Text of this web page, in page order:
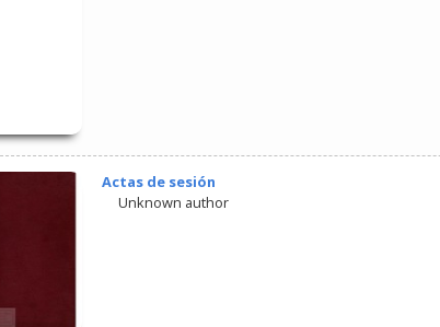
Actas de sesión
Unknown author